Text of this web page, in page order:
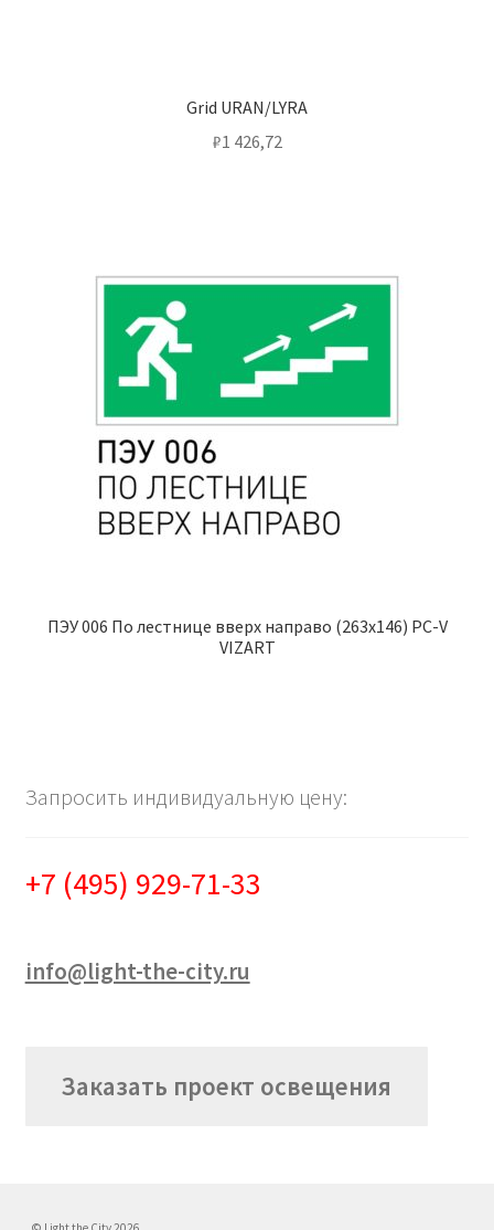
Grid URAN/LYRA
₽1 426,72
ПЭУ 006 По лестнице вверх направо (263х146) PC-V
VIZART
Запросить индивидуальную цену:
+7 (495) 929-71-33
info@light-the-city.ru
Заказать проект освещения